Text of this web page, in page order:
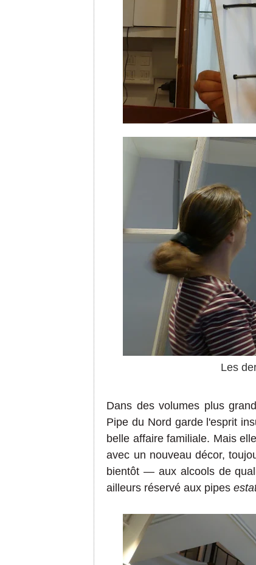
Les
Dans desvolumes plus
Pipe du Nord garde l'esprit
belle affaire familiale. Mais
avec un nouveau décor, touj
bientôt — aux alcools de
ailleurs réservé aux pipes